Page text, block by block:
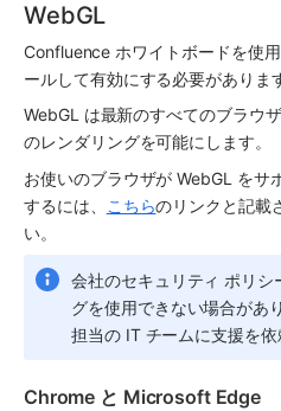
WebGL
Confluence ホワイトボードを使
ールして有効にする必要がありま
WebGL は最新のすべてのブラウ
のレンダリングを可能にします。
お使いのブラウザが WebGL をサ
するには、
こちらのリンクと記載
い。
会社のセキュリティ ポリシ
グを使用できない場合があ
担当の IT チームに支援を依
Chrome と Microsoft Edge